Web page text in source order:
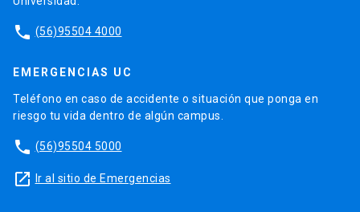
phone (56)95504 4000
EMERGENCIAS UC
Teléfono en caso de accidente o situación que ponga en
riesgo tu vida dentro de algún campus.
phone (56)95504 5000
launch Ir al sitio de Emergencias